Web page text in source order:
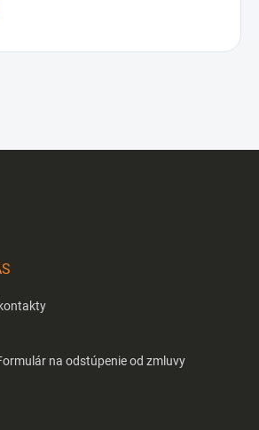
na odstúpenie od zmluvy